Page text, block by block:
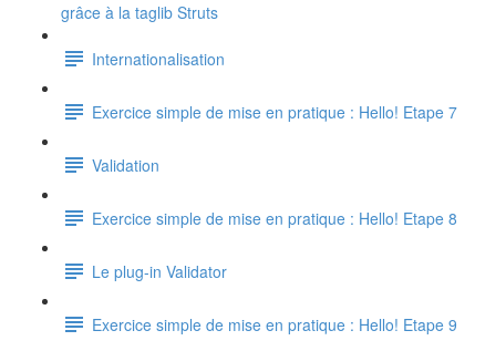
grâce à la taglib Struts
Internationalisation
Exercice simple de mise en pratique : Hello! Etape 7
Validation
Exercice simple de mise en pratique : Hello! Etape 8
Le plug-in Validator
Exercice simple de mise en pratique : Hello! Etape 9